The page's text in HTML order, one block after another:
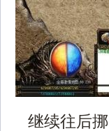
继续往后